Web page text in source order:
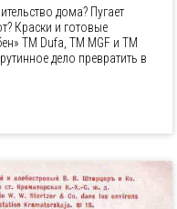
дома? Пугает
Краски и готовые
ТМ Dufa, ТМ MGF и ТМ
дело превратить в